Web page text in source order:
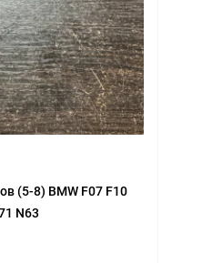
(5-8) BMW F07 F10
N63